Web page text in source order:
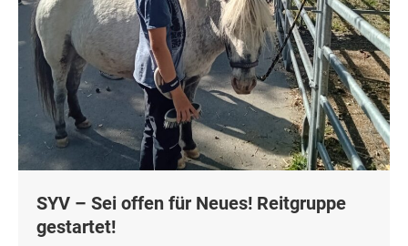
SYV – Sei offen für Neues! Reitgruppe
gestartet!